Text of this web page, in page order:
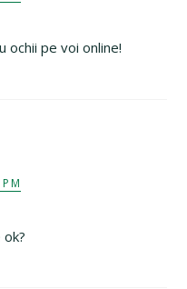
ochii pe voi online!